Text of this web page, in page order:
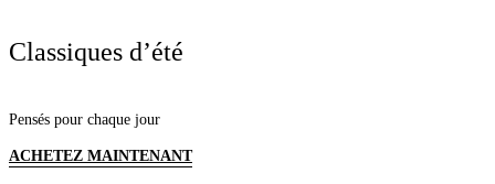
Classiques d’été
Pensés pour chaque jour
ACHETEZ MAINTENANT